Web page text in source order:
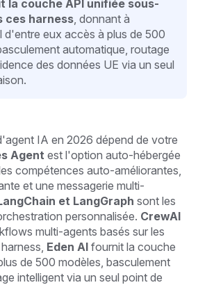
la couche API unifiée sous-
ces harness , donnant à
d'entre eux accès à plus de 500
automatique, routage
des données UE via un seul
IA en 2026 dépend de votre
Agent est l'option auto-hébergée
compétences auto-améliorantes,
et une messagerie multi-
et LangGraph sont les
personnalisée. CrewAI
multi-agents basés sur les
Eden AI fournit la couche
de 500 modèles, basculement
intelligent via un seul point de